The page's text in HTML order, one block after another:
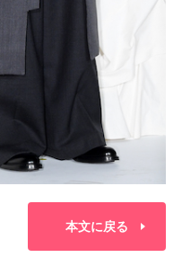
本文に戻る